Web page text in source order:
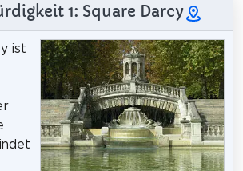
1: Square Darcy
ist